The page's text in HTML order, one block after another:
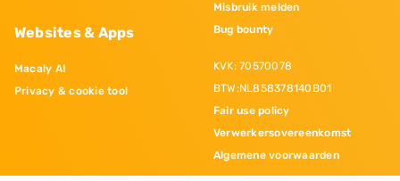
Websites & Apps
Macaly AI
Privacy & cookie tool
Misbruik melden
Bug bounty
KVK: 70570078
BTW:NL858378140B01
Fair use policy
Verwerkersovereenkomst
Algemene voorwaarden